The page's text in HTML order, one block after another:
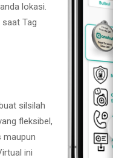
lokasi.
Tag
silsilah
fleksibel,
maupun
ini